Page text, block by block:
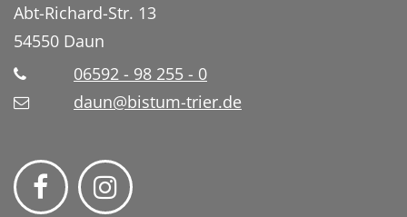
Abt-Richard-Str. 13
54550 Daun
06592 - 98 255 - 0
daun@bistum-trier.de